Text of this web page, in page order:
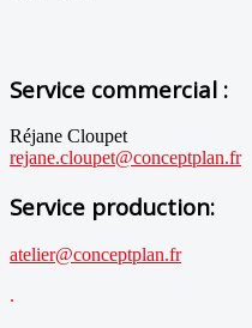
Service commercial :
Réjane Cloupet
rejane.cloupet@conceptplan.fr
Service production:
atelier@conceptplan.fr
.